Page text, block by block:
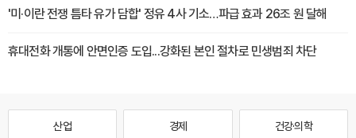
'미·이란 전쟁 틈타 유가 담합' 정유 4사 기소…파급 효과 26조 원 달해
휴대전화 개통에 안면인증 도입...강화된 본인 절차로 민생범죄 차단
산업 경제 건강·의학